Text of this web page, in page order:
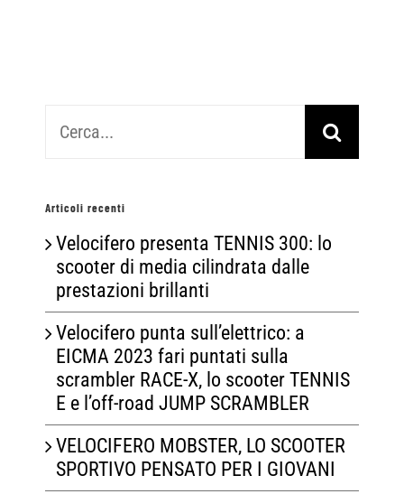
per:
Articoli recenti
Velocifero presenta TENNIS 300: lo
scooter di media cilindrata dalle
prestazioni brillanti
Velocifero punta sull’elettrico: a
EICMA 2023 fari puntati sulla
scrambler RACE-X, lo scooter TENNIS
E e l’off-road JUMP SCRAMBLER
VELOCIFERO MOBSTER, LO SCOOTER
SPORTIVO PENSATO PER I GIOVANI